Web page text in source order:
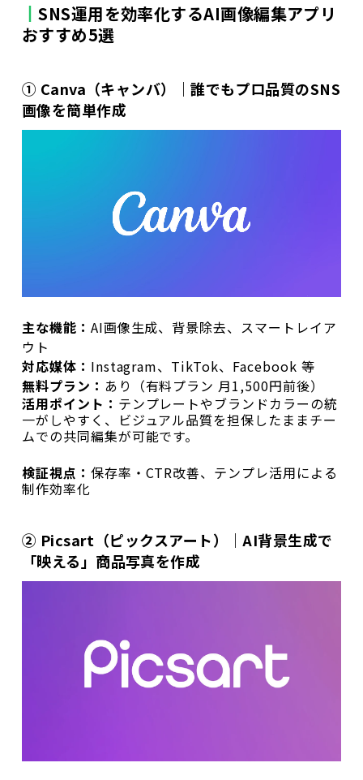
SNS運用を効率化するAI画像編集アプリ
おすすめ5選
① Canva（キャンバ）｜誰でもプロ品質のSNS
画像を簡単作成
主な機能： AI画像生成、背景除去、スマートレイア
ウト
対応媒体： Instagram、TikTok、Facebook 等
無料プラン： あり（有料プラン 月1,500円前後）
活用ポイント： テンプレートやブランドカラーの統
一がしやすく、ビジュアル品質を担保したままチー
ムでの共同編集が可能です。
検証視点： 保存率・CTR改善、テンプレ活用による
制作効率化
② Picsart（ピックスアート）｜AI背景生成で
「映える」商品写真を作成